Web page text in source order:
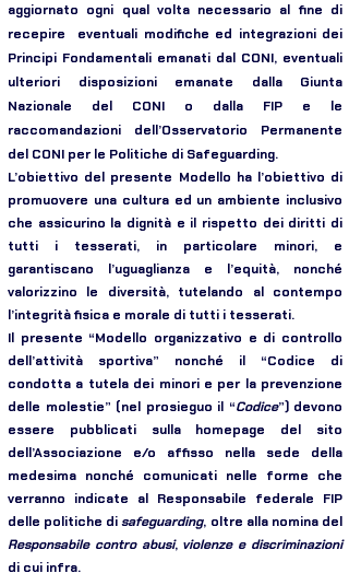
aggiornato ogni qual volta necessario al fine di
recepire eventuali modifiche ed integrazioni dei
Principi Fondamentali emanati dal CONI, eventuali
ulteriori disposizioni emanate dalla Giunta
Nazionale del CONI o dalla FIP e le
raccomandazioni dell’Osservatorio Permanente
del CONI per le Politiche di Safeguarding.
L’obiettivo del presente Modello ha l’obiettivo di
promuovere una cultura ed un ambiente inclusivo
che assicurino la dignità e il rispetto dei diritti di
tutti i tesserati, in particolare minori, e
garantiscano l’uguaglianza e l’equità, nonché
valorizzino le diversità, tutelando al contempo
l’integrità fisica e morale di tutti i tesserati.
Il presente “Modello organizzativo e di controllo
dell’attività sportiva” nonché il “Codice di
condotta a tutela dei minori e per la prevenzione
delle molestie” (nel prosieguo il “Codice”) devono
essere pubblicati sulla homepage del sito
dell’Associazione e/o affisso nella sede della
medesima nonché comunicati nelle forme che
verranno indicate al Responsabile federale FIP
delle politiche disafeguarding, oltre alla nomina del
Responsabile contro abusi, violenze e discriminazioni
di cui infra.